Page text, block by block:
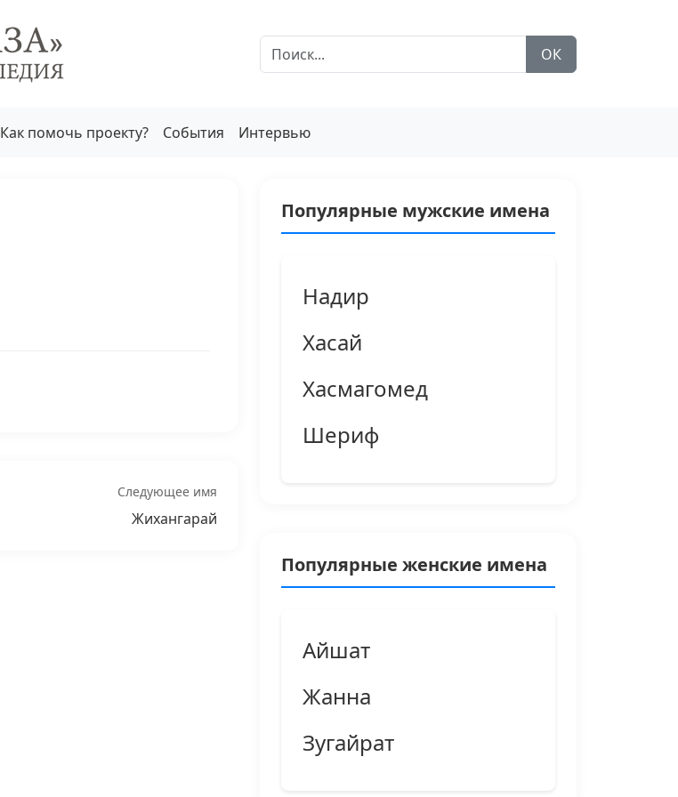
ОК
Как помочь проекту? События Интервью
Следующее имя
Жихангарай
Популярные мужские имена
Надир
Хасай
Хасмагомед
Шериф
Популярные женские имена
Айшат
Жанна
Зугайрат